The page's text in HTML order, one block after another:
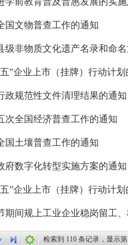
国文物普查工作的通知
政规范性文件清理结果的通知
次全国经济普查工作的通知
国土壤普查工作的通知
府数字化转型实施方案的通知
检索到 110 条记录，显示第